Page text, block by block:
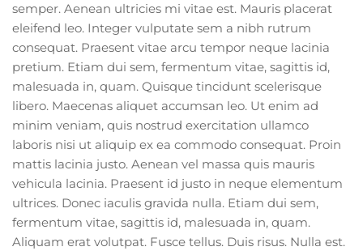
semper. Aenean ultricies mi vitae est. Mauris placerat
eleifend leo. Integer vulputate sem a nibh rutrum
consequat. Praesent vitae arcu tempor neque lacinia
pretium. Etiam dui sem, fermentum vitae, sagittis id,
malesuada in, quam. Quisque tincidunt scelerisque
libero. Maecenas aliquet accumsan leo. Ut enim ad
minim veniam, quis nostrud exercitation ullamco
laboris nisi ut aliquip ex ea commodo consequat. Proin
mattis lacinia justo. Aenean vel massa quis mauris
vehicula lacinia. Praesent id justo in neque elementum
ultrices. Donec iaculis gravida nulla. Etiam dui sem,
fermentum vitae, sagittis id, malesuada in, quam.
Aliquam erat volutpat. Fusce tellus. Duis risus. Nulla est.